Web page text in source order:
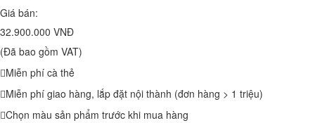
Giá bán:
32.900.000 VNĐ
(Đã bao gồm VAT)
Miễn phí cà thẻ
Miễn phí giao hàng, lắp đặt nội thành (đơn hàng > 1 triệu)
Chọn màu sản phẩm trước khi mua hàng